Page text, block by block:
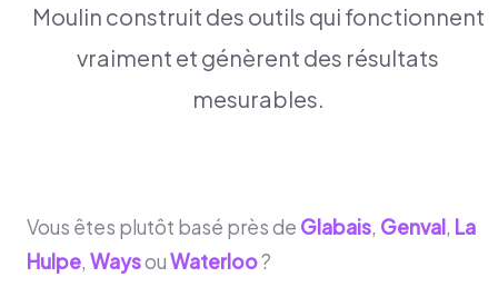
Moulin construit des outils qui fonctionnent
vraiment et génèrent des résultats
mesurables.
Vous êtes plutôt basé près de Glabais, Genval, La
Hulpe, WaysouWaterloo?